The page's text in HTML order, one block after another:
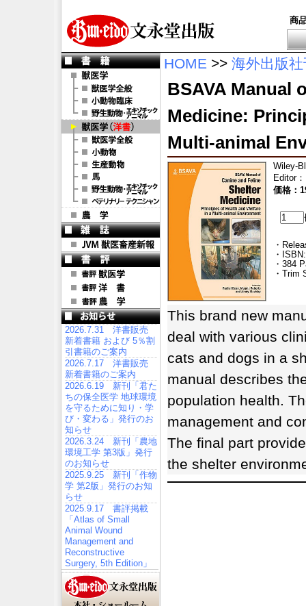
商
2026.7.31 洋書販売
新着書籍 および 5％割
引書籍のご案内
2026.7.17 洋書販売
新着書籍のご案内
2026.6.19 新刊「君た
ちの保全医学 地球環境
を守るために知り・学
び・変わる」発行のお
知らせ
2026.3.24 新刊「農地
環境工学 第3版」発行
のお知らせ
2025.9.25 新刊「作物
学 第2版」発行のお知
らせ
2025.9.17 書評掲載
「Atlas of Small
Animal Wound
Management and
Reconstructive
Surgery, 5th Edition」
HOME >> 海外出版
BSAVA Manual
Medicine:
Multi-animal
Wiley-
Editor：
価格：
・
・
・384
・Trim
This brand new
deal with various
cats and dogs in a
manual describes
population health.
management and
The final part
the shelter